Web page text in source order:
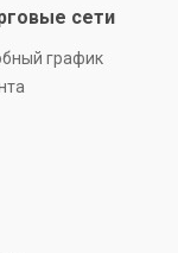
сети
график